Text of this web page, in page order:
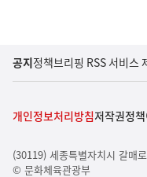
공지정책브리핑 RSS 서비스
개인정보처리방침저작권정책
(30119) 세종특별자치시 갈매
© 문화체육관광부